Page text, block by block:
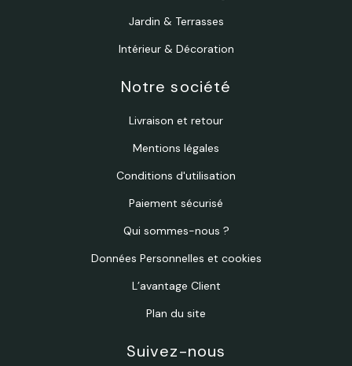
Jardin & Terrasses
Intérieur & Décoration
Notre société
Livraison et retour
Mentions légales
Conditions d'utilisation
Paiement sécurisé
Qui sommes-nous ?
Données Personnelles et cookies
L’avantage Client
Plan du site
Suivez-nous